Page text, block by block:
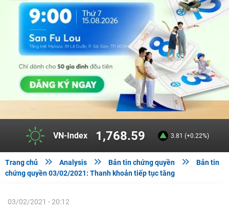
VN-Index 1,768.59 3.81 (+0.22%)
Trang chủ  Analysis  Bản tin chứng quyền 
Bản tin
chứng quyền 03/02/2021: Thanh khoản tiếp tục tăng
03/02/2021 - 20:12